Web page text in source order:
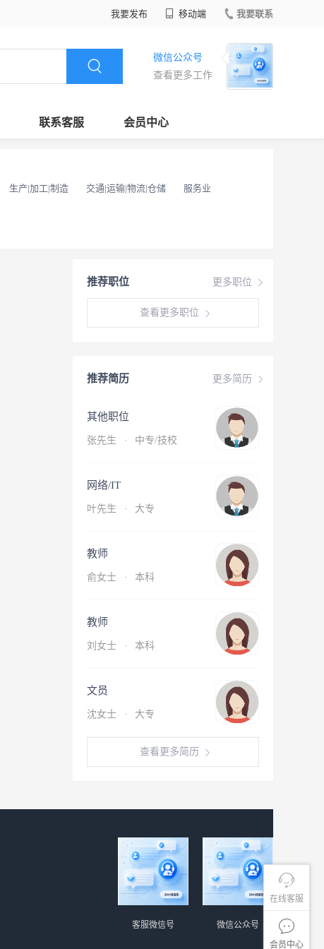
我要发布 移动端 我要联系
微信公众号
查看更多工作
联系客服 会员中心
在线客服
会员中心
生产|加工|制造 交通|运输|物流|仓储
服务业
更多职位
推荐职位
查看更多职位
更多简历
推荐简历
其他职位
张先生 · 中专/技校
网络/IT
叶先生 · 大专
教师
俞女士 · 本科
教师
刘女士 · 本科
文员
沈女士 · 大专
查看更多简历
微信公众号
客服微信号